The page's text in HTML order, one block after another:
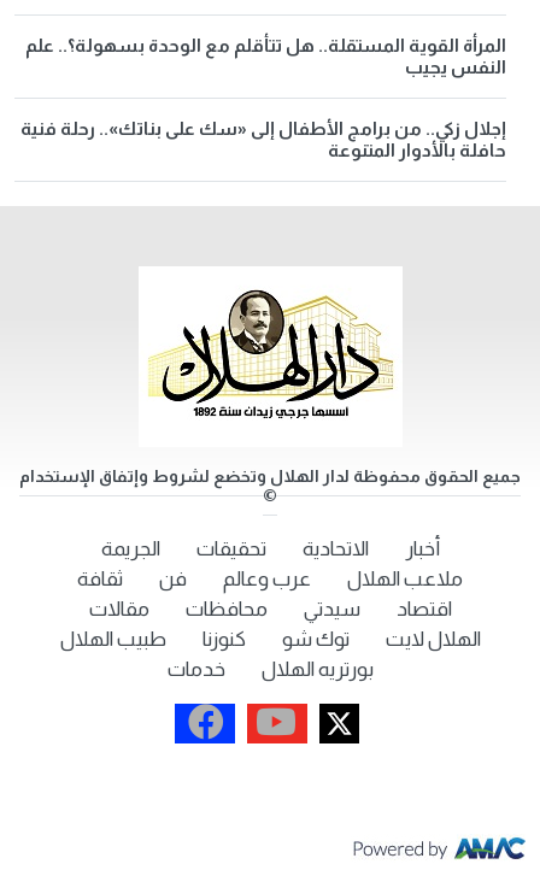
المرأة القوية المستقلة.. هل تتأقلم مع الوحدة بسهولة؟.. علم
النفس يجيب
إجلال زكي.. من برامج الأطفال إلى «سك على بناتك».. رحلة فنية
حافلة بالأدوار المتنوعة
جميع الحقوق محفوظة لدار الهلال وتخضع لشروط وإتفاق الإستخدام
©
أخبار الاتحادية تحقيقات
الجريمة
ملاعب الهلال
عرب وعالم فن
ثقافة
اقتصاد
سيدتي محافظات
مقالات
الهلال لايت
توك شو كنوزنا
طبيب الهلال
بورتريه الهلال
خدمات